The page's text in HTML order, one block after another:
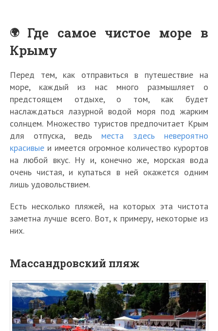
Где самое чистое море в
Крыму
Перед тем, как отправиться в путешествие на
море, каждый из нас много размышляет о
предстоящем отдыхе, о том, как будет
наслаждаться лазурной водой моря под жарким
солнцем. Множество туристов предпочитает Крым
для отпуска, ведь места здесь невероятно
красивые и имеется огромное количество курортов
на любой вкус. Ну и, конечно же, морская вода
очень чистая, и купаться в ней окажется одним
лишь удовольствием.
Есть несколько пляжей, на которых эта чистота
заметна лучше всего. Вот, к примеру, некоторые из
них.
Массандровский пляж